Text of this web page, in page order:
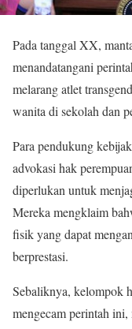
Pada tanggal XX,
menandatangani
melarang atlet
wanita di sekolah dan
Para pendukung
advokasi hak
diperlukan untuk
Mereka mengklaim
fisik yang dapat
berprestasi.
Sebaliknya, kelompok
mengecam perintah ini,